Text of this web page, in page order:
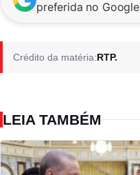
preferida no Google
Crédito da matéria:RTP.
LEIA TAMBÉM